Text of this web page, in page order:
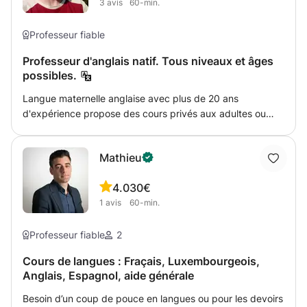
d'écoute et de lecture, les tests d'expression orale et
dans un domaine qui va plus fort alors nous ferons plus
prononciation, compréhension orale).
N’hésitez pas à me contacter pour plus d’informations.
3 avis 60-min.
Professeur fiable
Professeur d'anglais natif. Tous niveaux et âges
possibles.
Langue maternelle anglaise avec plus de 20 ans
d'expérience propose des cours privés aux adultes ou
grammaire, conversation, anglais des affaires. Que vous
soyez un débutant absolu ou que vous ayez simplement
besoin de réglages précis, je peux vous aider.
Mathieu
4.0
1 avis
30€
60-min.
Professeur fiable 2
Cours de langues : Fraçais, Luxembourgeois,
Anglais, Espagnol, aide générale
Besoin d’un coup de pouce en langues ou pour les devoirs